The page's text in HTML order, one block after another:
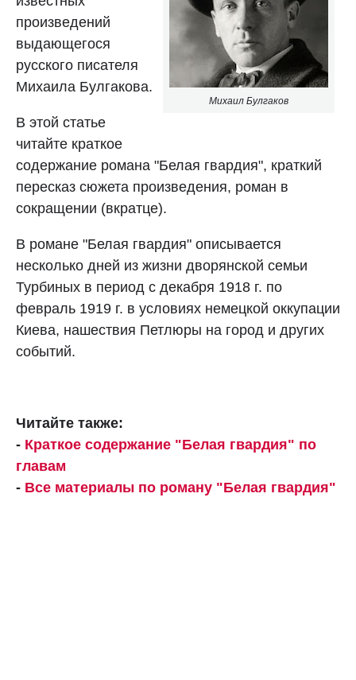
Михаил Булгаков
произведений
выдающегося
русского писателя
Михаила Булгакова.
В этой статье
читайте краткое
содержание романа "Белая гвардия", краткий
пересказ сюжета произведения, роман в
сокращении (вкратце).
В романе "Белая гвардия" описывается
несколько дней из жизни дворянской семьи
Турбиных в период с декабря 1918 г. по
февраль 1919 г. в условиях немецкой oккупации
Киева, нашествия Петлюры на город и других
событий.
Читайте также:
- Краткое содержание "Белая гвардия" по
главам
- Все материалы по роману "Белая гвардия"